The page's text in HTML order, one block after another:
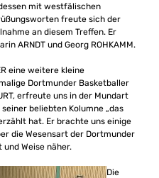
mit westfälischen
freute sich der
an diesem Treffen. Er
ARNDT und Georg ROHKAMM.
eine weitere kleine
Dortmunder Basketballer
erfreute uns in der Mundart
beliebten Kolumne „das
hat. Er brachte uns einige
die Wesensart der Dortmunder
Weise näher.
Die